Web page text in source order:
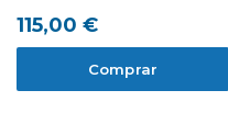
115,00 €
Comprar